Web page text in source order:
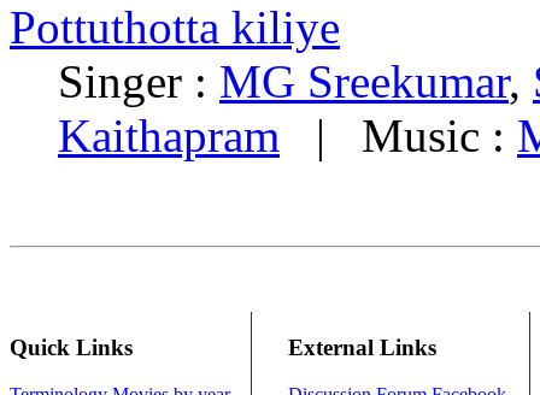
Pottuthotta kiliye
Singer : MG Sreekumar,
Kaithapram | Music :
Quick Links External Links